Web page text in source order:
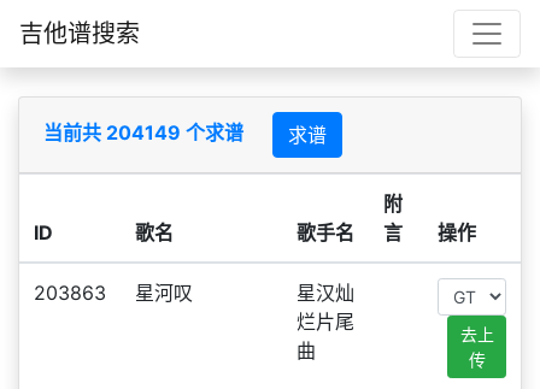
吉他谱搜索
当前共 204149 个求谱 求谱
ID 歌名 歌手名
附
言
操作
203863 星河叹
星汉灿
烂片尾
曲
去上
传